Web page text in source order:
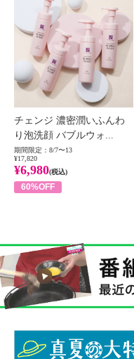
チェンジ 濃密潤いふんわ
り泡洗顔 バブルウォ...
期間限定：8/7〜13
¥17,820
¥6,980(税込)
60%OFF